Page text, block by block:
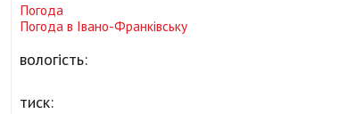
Погода
Погода в Івано-Франківську
вологість:
тиск: